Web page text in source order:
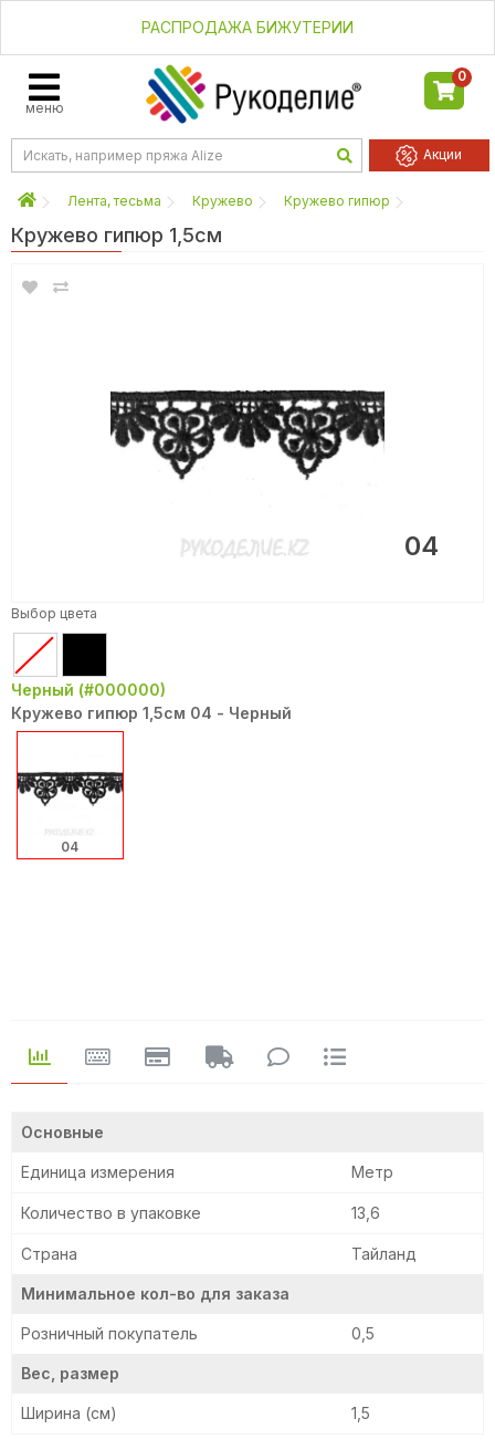
РАСПРОДАЖА БИЖУТЕРИИ
меню
0
Акции
Лента, тесьма Кружево Кружево гипюр
Кружево гипюр 1,5см
04
Основные
Единица измерения Метр
Количество в упаковке 13,6
Страна Тайланд
Минимальное кол-во для заказа
Розничный покупатель 0,5
Вес, размер
Ширина (см) 1,5
Выбор цвета
Черный (#000000)
Кружево гипюр 1,5см 04 - Черный
04